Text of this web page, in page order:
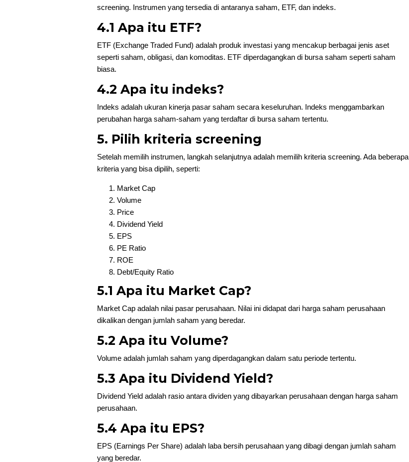
screening. Instrumen yang tersedia di antaranya saham, ETF, dan indeks.
4.1 Apa itu ETF?
ETF (Exchange Traded Fund) adalah produk investasi yang mencakup berbagai jenis aset
seperti saham, obligasi, dan komoditas. ETF diperdagangkan di bursa saham seperti saham
biasa.
4.2 Apa itu indeks?
Indeks adalah ukuran kinerja pasar saham secara keseluruhan. Indeks menggambarkan
perubahan harga saham-saham yang terdaftar di bursa saham tertentu.
5. Pilih kriteria screening
Setelah memilih instrumen, langkah selanjutnya adalah memilih kriteria screening. Ada beberapa
kriteria yang bisa dipilih, seperti:
Market Cap
Volume
Price
Dividend Yield
EPS
PE Ratio
ROE
Debt/Equity Ratio
5.1 Apa itu Market Cap?
Market Cap adalah nilai pasar perusahaan. Nilai ini didapat dari harga saham perusahaan
dikalikan dengan jumlah saham yang beredar.
5.2 Apa itu Volume?
Volume adalah jumlah saham yang diperdagangkan dalam satu periode tertentu.
5.3 Apa itu Dividend Yield?
Dividend Yield adalah rasio antara dividen yang dibayarkan perusahaan dengan harga saham
perusahaan.
5.4 Apa itu EPS?
EPS (Earnings Per Share) adalah laba bersih perusahaan yang dibagi dengan jumlah saham
yang beredar.